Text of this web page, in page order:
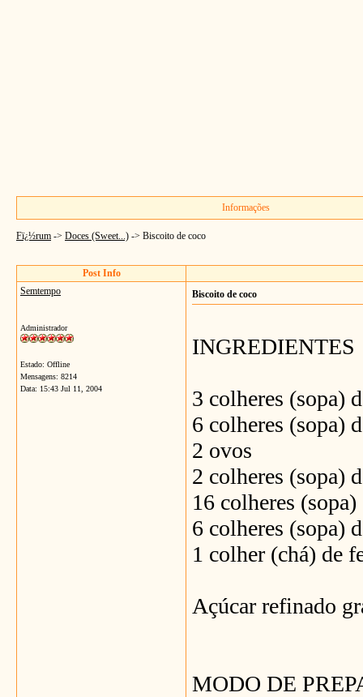
Informações
Fï¿½rum -> Doces (Sweet...) -> Biscoito de coco
Post Info
Semtempo
Administrador
Estado: Offline
Mensagens: 8214
Data: 15:43 Jul 11, 2004
Biscoito de coco
INGREDIENTES
3 colheres (sopa)
6 colheres (sopa)
2 ovos
2 colheres
16 colheres
6 colheres (sopa)
1 colher (chá) de
Açúcar refinado
MODO DE